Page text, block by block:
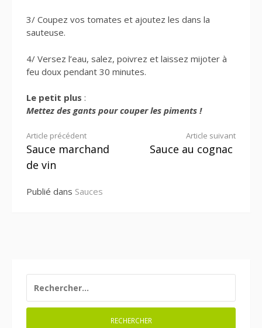
3/ Coupez vos tomates et ajoutez les dans la
sauteuse.
4/ Versez l’eau, salez, poivrez et laissez mijoter à
feu doux pendant 30 minutes.
Le petit plus :
Mettez des gants pour couper les piments !
Lire
la
Article précédent
Sauce marchand
de vin
Article suivant
Sauce au cognac
Publié dans Sauces